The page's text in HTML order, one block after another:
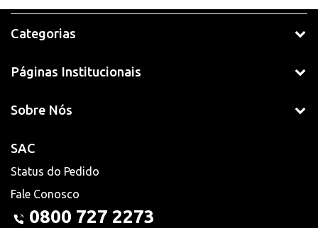
Categorias
Páginas Institucionais
Sobre Nós
SAC
Status do Pedido
Fale Conosco
0800 727 2273